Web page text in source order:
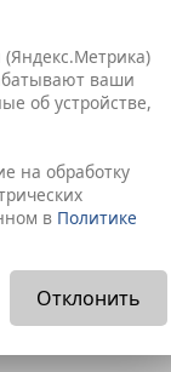
ваши
об устройстве,
на обработку
в Политике
Отклонить